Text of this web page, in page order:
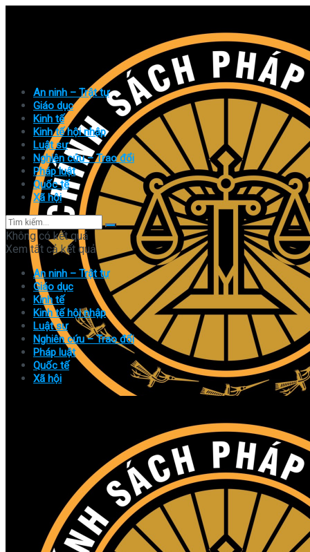
An ninh – Trật tự
Giáo dục
Kinh tế
Kinh tế hội nhập
Luật sư
Nghiên cứu – Trao đổi
Pháp luật
Quốc tế
Xã hội
Không có kết quả
Xem tất cả kết quả
An ninh – Trật tự
Giáo dục
Kinh tế
Kinh tế hội nhập
Luật sư
Nghiên cứu – Trao đổi
Pháp luật
Quốc tế
Xã hội